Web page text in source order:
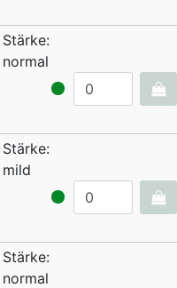
Stärke:
normal
Stärke:
mild
Stärke:
normal